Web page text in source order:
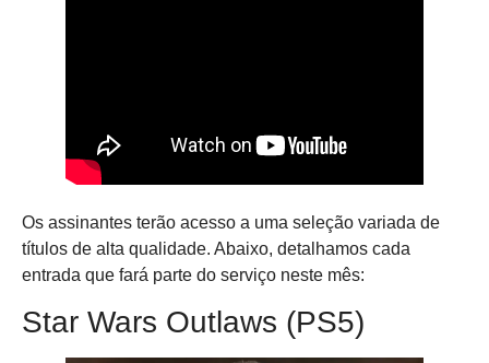
Os assinantes terão acesso a uma seleção variada de
títulos de alta qualidade. Abaixo, detalhamos cada
entrada que fará parte do serviço neste mês:
Star Wars Outlaws (PS5)